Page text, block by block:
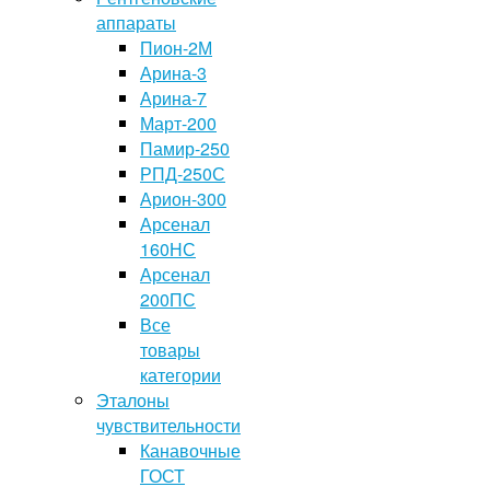
аппараты
Пион-2М
Арина-3
Арина-7
Март-200
Памир-250
РПД-250С
Арион-300
Арсенал
160НС
Арсенал
200ПС
Все
товары
категории
Эталоны
чувствительности
Канавочные
ГОСТ